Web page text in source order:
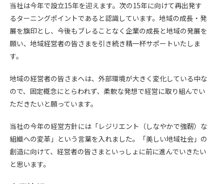
当社は今年で設立15年を迎えます。次の15年に向けて再出発す
るターニングポイントであると認識しています。地域の成長・発
展を旗印とし、今後もブレることなく企業の成長と地域の発展を
願い、地域経営者の皆さまを引き続き精一杯サポートいたしま
す。
地域の経営者の皆さまへは、外部環境が大きく変化している中な
ので、固定概念にとらわれず、柔軟な発想で経営に取り組んでい
ただきたいと願っています。
当社の今年の経営方針には「レジリエント（しなやかで強靭）な
組織への変革」という言葉を入れました。「美しい地域社会」の
創造に向けて、経営者の皆さまといっしょに前に進んでいきたい
と思います。